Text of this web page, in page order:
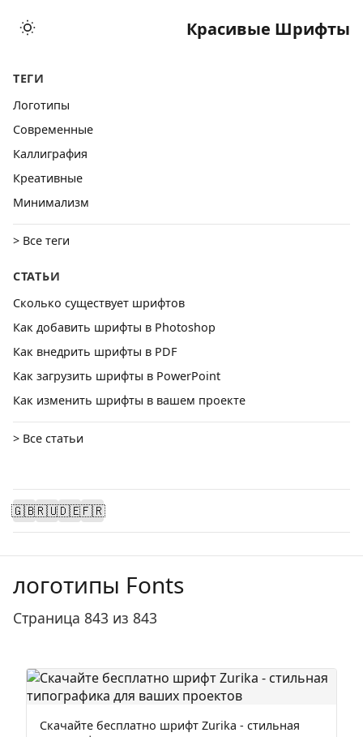
Красивые Шрифты
ТЕГИ
Логотипы
Cовременные
Каллиграфия
Креативные
Минимализм
> Все теги
СТАТЬИ
Сколько существует шрифтов
Как добавить шрифты в Photoshop
Как внедрить шрифты в PDF
Как загрузить шрифты в PowerPoint
Как изменить шрифты в вашем проекте
> Все статьи
🇬🇧🇷🇺🇩🇪🇫🇷
логотипы Fonts
Страница 843 из 843
Скачайте бесплатно шрифт Zurika - стильная